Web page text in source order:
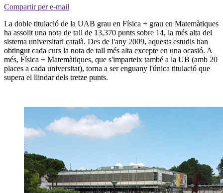
Compartir per e-mail
La doble titulació de la UAB grau en Física + grau en Matemàtiques
ha assolit una nota de tall de 13,370 punts sobre 14, la més alta del
sistema universitari català. Des de l'any 2009, aquests estudis han
obtingut cada curs la nota de tall més alta excepte en una ocasió. A
més, Física + Matemàtiques, que s'imparteix també a la UB (amb 20
places a cada universitat), torna a ser enguany l'única titulació que
supera el llindar dels tretze punts.